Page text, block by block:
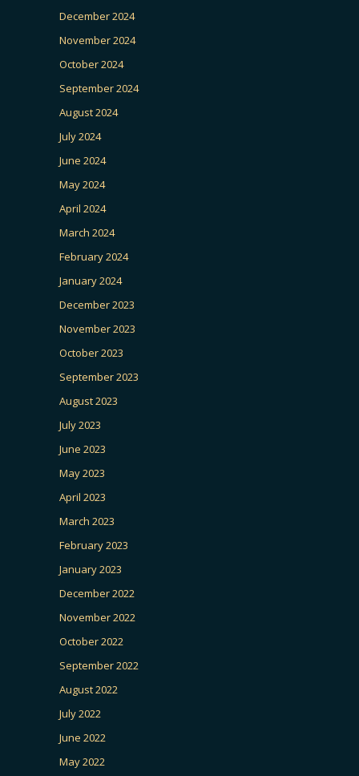
December 2024
November 2024
October 2024
September 2024
August 2024
July 2024
June 2024
May 2024
April 2024
March 2024
February 2024
January 2024
December 2023
November 2023
October 2023
September 2023
August 2023
July 2023
June 2023
May 2023
April 2023
March 2023
February 2023
January 2023
December 2022
November 2022
October 2022
September 2022
August 2022
July 2022
June 2022
May 2022